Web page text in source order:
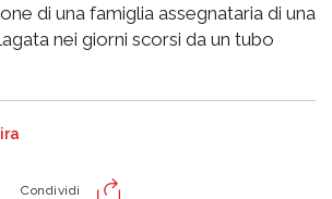
di una famiglia assegnataria di una
nei giorni scorsi da un tubo
Condividi